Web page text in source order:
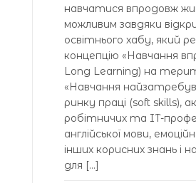
навчатися впродовж
можливим завдяки
освітнього хабу, який
концепцію «Навчання
Long Learning) на
«Навчання
ринку праці (soft skills),
робітничих та IT-
англійської мови,
інших корисних знань і
для […]